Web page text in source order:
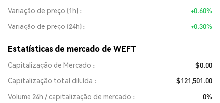
Variação de preço (1h)
+0.60%
Variação de preço (24h)
+0.30%
Estatísticas de mercado de WEFT
Capitalização de Mercado
$0.00
Capitalização total diluída
$121,501.00
Volume 24h / capitalização de mercado
0%